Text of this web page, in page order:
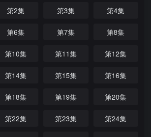
第2集 第3集 第4集
第6集 第7集 第8集
第10集 第11集 第12集
第14集 第15集 第16集
第18集 第19集 第20集
第22集 第23集 第24集